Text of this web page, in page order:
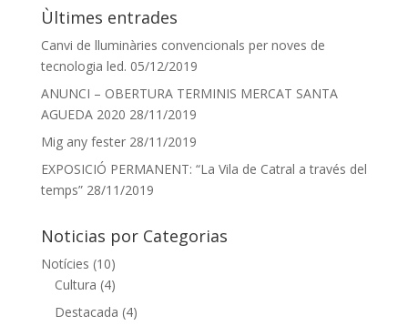
Ùltimes entrades
Canvi de lluminàries convencionals per noves de
tecnologia led. 05/12/2019
ANUNCI – OBERTURA TERMINIS MERCAT SANTA
AGUEDA 2020 28/11/2019
Mig any fester 28/11/2019
EXPOSICIÓ PERMANENT: “La Vila de Catral a través del
temps” 28/11/2019
Noticias por Categorias
Notícies (10)
Cultura (4)
Destacada (4)